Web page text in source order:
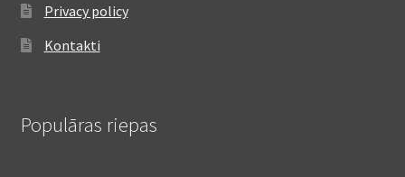
Privacy policy
Kontakti
Populāras riepas